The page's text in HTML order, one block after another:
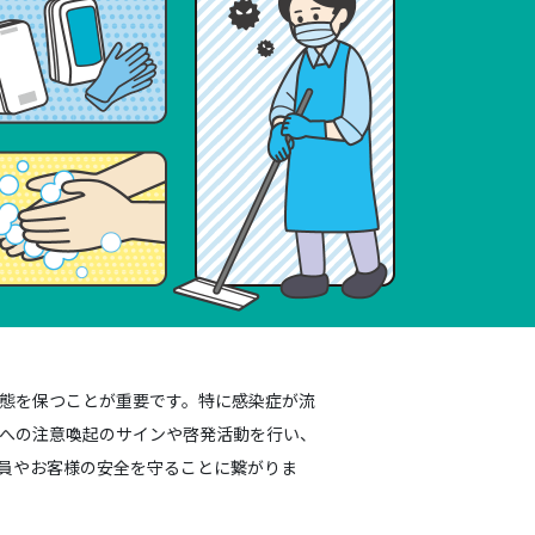
を保つことが重要です。特に感染症が流
注意喚起のサインや啓発活動を行い、
やお客様の安全を守ることに繋がりま